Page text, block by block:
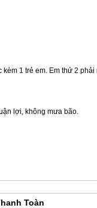
1 trẻ em. Em thứ 2
lợi, không mưa bão.
Toàn